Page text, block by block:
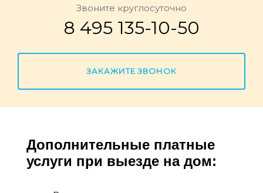
Звоните круглосуточно
8 495 135-10-50
ЗАКАЖИТЕ ЗВОНОК
Дополнительные платные
услуги при выезде на дом: